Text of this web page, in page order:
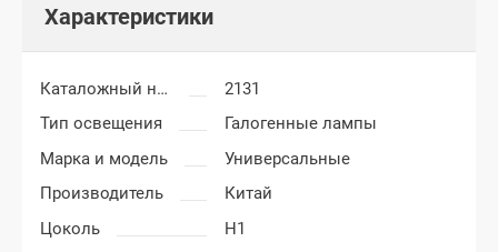
Характеристики
Каталожный номер
2131
Тип освещения
Галогенные лампы
Марка и модель
Универсальные
Производитель
Китай
Цоколь
H1